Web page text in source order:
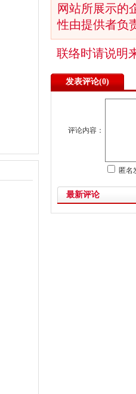
网站所展示的
性由提供者负
联络时请说明
发表评论(0)
评论内容：
匿
最新评论